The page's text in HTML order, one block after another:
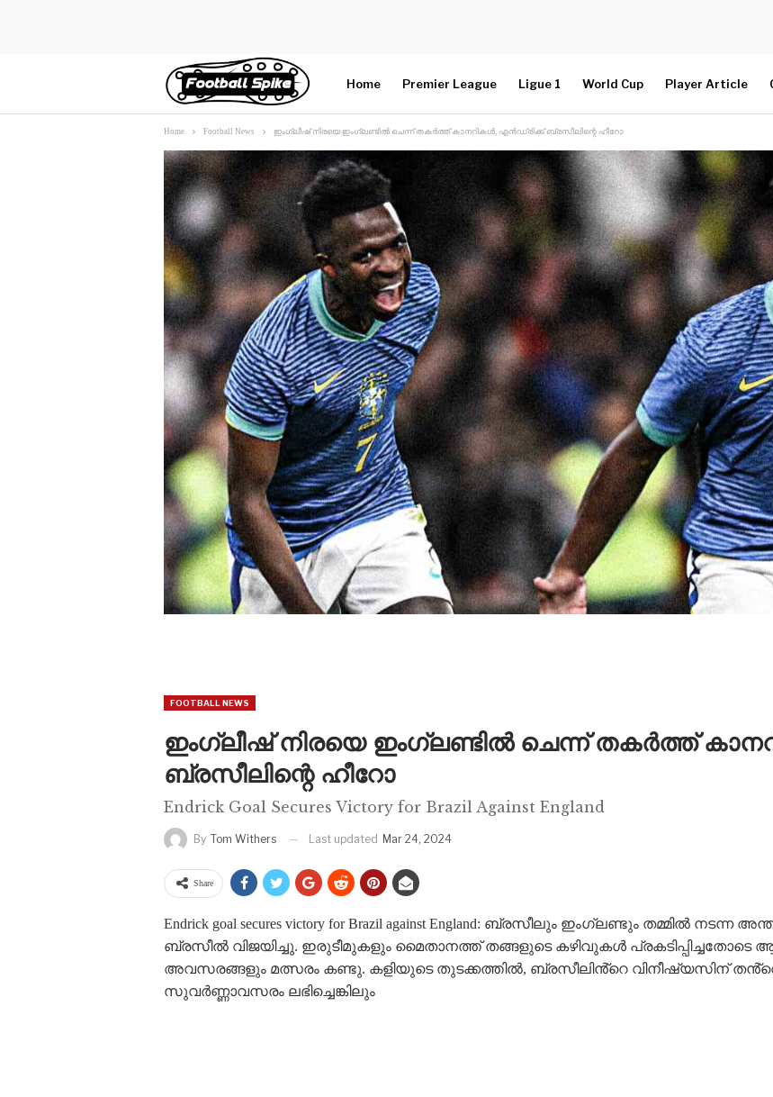
Home Premier League Ligue 1 World Cup Player Article
Home Football News ഇംഗ്ലീഷ് നിരയെ ഇംഗ്ലണ്ടിൽ ചെന്ന് തകർത്ത് കാനറികൾ, എൻഡ്രിക്ക് ബ്രസീലിന്റെ ഹീറോ
FOOTBALL NEWS
ഇംഗ്ലീഷ് നിരയെ ഇംഗ്ലണ്ടിൽ ചെന്ന് തകർത്ത്
ബ്രസീലിന്റെ ഹീറോ
Endrick Goal Secures Victory for Brazil Against England
By Tom Withers Last updated Mar 24, 2024
Share
Endrick goal secures victory for Brazil against England: ബ്രസീലും ഇംഗ്ലണ്ടും തമ്മിൽ
ബ്രസീൽ വിജയിച്ചു. ഇരുടീമുകളും മൈതാനത്ത് തങ്ങളുടെ കഴിവുകൾ പ്രകടിപ്പിച്ചതോടെ
അവസരങ്ങളും മത്സരം കണ്ടു. കളിയുടെ തുടക്കത്തിൽ, ബ്രസീലിൻ്റെ വിനീഷ്യസിന് തൻ്റെ
സുവർണ്ണാവസരം ലഭിച്ചെങ്കിലും